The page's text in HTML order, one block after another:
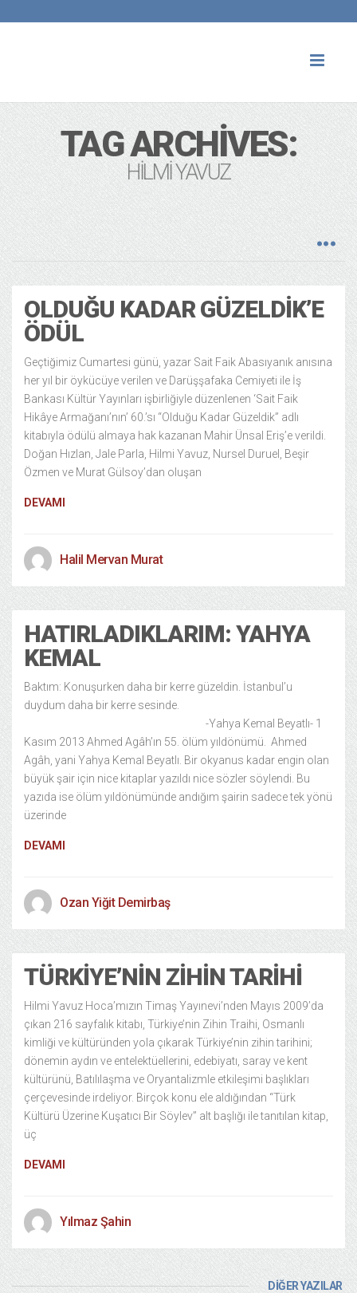
TAG ARCHIVES:
HILMI YAVUZ
OLDUĞU KADAR GÜZELDIK’E
ÖDÜL
Geçtiğimiz Cumartesi günü, yazar Sait Faik Abasıyanık anısına
her yıl bir öykücüye verilen ve Darüşşafaka Cemiyeti ile İş
Bankası Kültür Yayınları işbirliğiyle düzenlenen ‘Sait Faik
Hikâye Armağanı’nın’ 60.’sı “Olduğu Kadar Güzeldik” adlı
kitabıyla ödülü almaya hak kazanan Mahir Ünsal Eriş’e verildi.
Doğan Hızlan, Jale Parla, Hilmi Yavuz, Nursel Duruel, Beşir
Özmen ve Murat Gülsoy’dan oluşan
DEVAMI
Halil Mervan Murat
HATIRLADIKLARIM: YAHYA
KEMAL
Baktım: Konuşurken daha bir kerre güzeldin. İstanbul’u
duydum daha bir kerre sesinde.
-Yahya Kemal Beyatlı- 1
Kasım 2013 Ahmed Agâh’ın 55. ölüm yıldönümü. Ahmed
Agâh, yani Yahya Kemal Beyatlı. Bir okyanus kadar engin olan
büyük şair için nice kitaplar yazıldı nice sözler söylendi. Bu
yazıda ise ölüm yıldönümünde andığım şairin sadece tek yönü
üzerinde
DEVAMI
Ozan Yiğit Demirbaş
TÜRKIYE’NIN ZIHIN TARIHI
Hilmi Yavuz Hoca’mızın Timaş Yayınevi’nden Mayıs 2009’da
çıkan 216 sayfalık kitabı, Türkiye’nin Zihin Traihi, Osmanlı
kimliği ve kültüründen yola çıkarak Türkiye’nin zihin tarihini;
dönemin aydın ve entelektüellerini, edebiyatı, saray ve kent
kültürünü, Batılılaşma ve Oryantalizmle etkileşimi başlıkları
çerçevesinde irdeliyor. Birçok konu ele aldığından “Türk
Kültürü Üzerine Kuşatıcı Bir Söylev” alt başlığı ile tanıtılan kitap,
üç
DEVAMI
Yılmaz Şahin
DİĞER YAZILAR